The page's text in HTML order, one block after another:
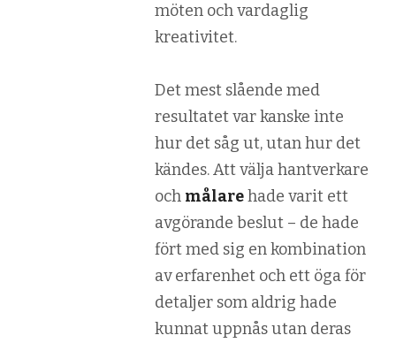
möten och vardaglig
kreativitet.
Det mest slående med
resultatet var kanske inte
hur det såg ut, utan hur det
kändes. Att välja hantverkare
och målarehade varit ett
avgörande beslut – de hade
fört med sig en kombination
av erfarenhet och ett öga för
detaljer som aldrig hade
kunnat uppnås utan deras